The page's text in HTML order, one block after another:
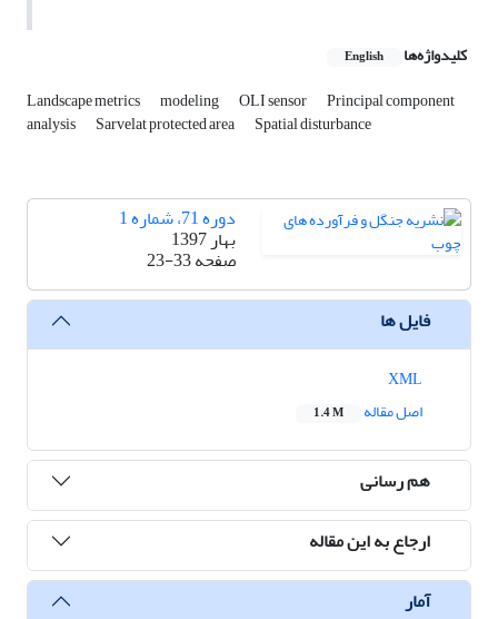
کلیدواژه‌ها English
Landscape metrics modeling OLI sensor Principal component
analysis Sarvelat protected area Spatial disturbance
دوره 71، شماره 1
بهار 1397
صفحه23-33
فایل ها
اصل مقاله
1.4 M
هم رسانی
ارجاع به این مقاله
آمار